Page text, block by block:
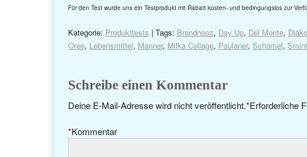
Für den Test wurde uns ein Testprodukt mit Rabatt kosten- und bedingungslos zur
Kategorie: Produkttests | Tags: Brandnooz, Day Up, Del Monte, Diäko
Oreo, Lebensmittel, Manner, Milka Collage, Paulaner, Schamel, Smint
Schreibe einen Kommentar
Deine E-Mail-Adresse wird nicht veröffentlicht. Erforderliche
*
Kommentar
*